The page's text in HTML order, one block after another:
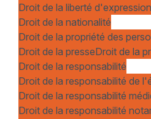
Droit de la liberté
Droit de la nationalité
Droit de la propriété des
Droit de la presseDroit de la
Droit de la responsabilité
Droit de la responsabilité de
Droit de la responsabilité
Droit de la responsabilité